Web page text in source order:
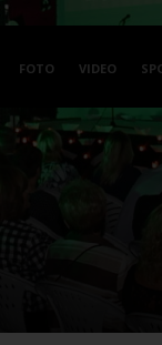
FOTO VIDEO